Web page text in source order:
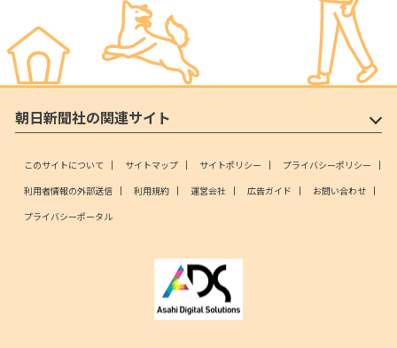
朝日新聞社の関連サイト
このサイトについて サイトマップ サイトポリシー
プライバシーポリシー
利用者情報の外部送信
利用規約 運営会社 広告ガイド
お問い合わせ
プライバシーポータル